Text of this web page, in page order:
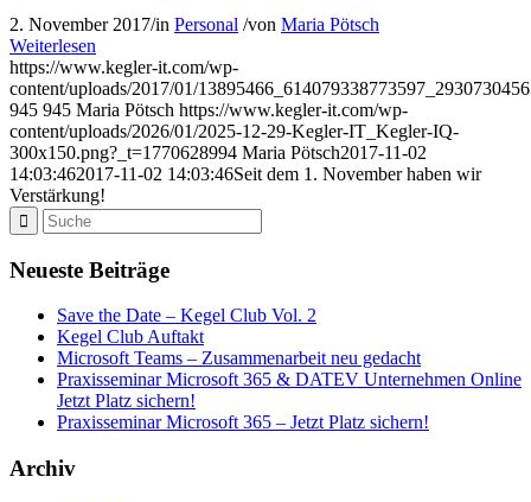
2. November 2017/in Personal /von Maria Pötsch
Weiterlesen
https://www.kegler-it.com/wp-
content/uploads/2017/01/
945 945 Maria Pötsch https://www.kegler-it.com/wp-
content/uploads/2026/01/2025-12-29-Kegler-IT_Kegler-IQ-
300x150.png?_t=1770628994 Maria Pötsch2017-11-02
14:03:462017-11-02 14:03:46Seit dem 1. November haben wir
Verstärkung!
Neueste Beiträge
Save the Date – Kegel Club Vol. 2
Kegel Club Auftakt
Microsoft Teams – Zusammenarbeit neu gedacht
Praxisseminar Microsoft 365 & DATEV Unternehmen Online
Jetzt Platz sichern!
Praxisseminar Microsoft 365 – Jetzt Platz sichern!
Archiv